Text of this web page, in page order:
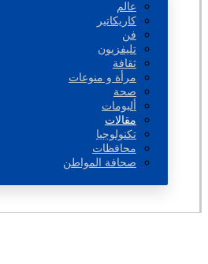
عالم
كاريكاتير
فن
تليفزيون
ثقافة
مرأة و منوعات
صحة
ألبومات
مقالات
تكنولوجيا
محافظات
صحافة المواطن